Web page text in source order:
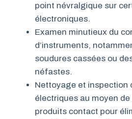
point névralgique sur
électroniques.
Examen minutieux du
d’instruments,
soudures cassées ou
néfastes.
Nettoyage et inspection
électriques au moyen
produits contact pour